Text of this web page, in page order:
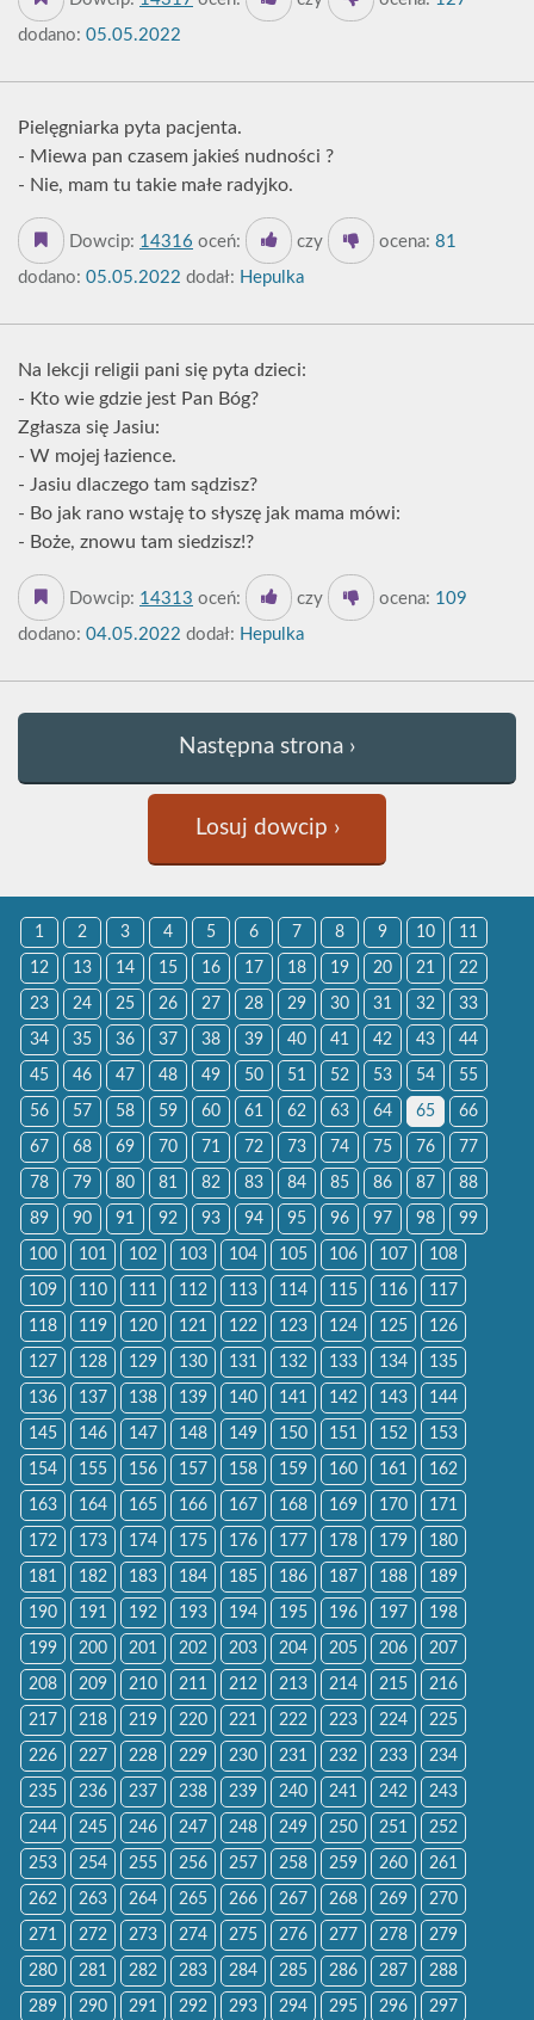
dodano: 05.05.2022
Pielęgniarka pyta pacjenta.
- Miewa pan czasem jakieś nudności ?
- Nie, mam tu takie małe radyjko.
Dowcip: 14316 oceń: czy ocena: 81
dodano: 05.05.2022 dodał: Hepulka
Na lekcji religii pani się pyta dzieci:
- Kto wie gdzie jest Pan Bóg?
Zgłasza się Jasiu:
- W mojej łazience.
- Jasiu dlaczego tam sądzisz?
- Bo jak rano wstaję to słyszę jak mama mówi:
- Boże, znowu tam siedzisz!?
Dowcip: 14313 oceń: czy ocena: 109
dodano: 04.05.2022 dodał: Hepulka
Następna strona ›
Losuj dowcip ›
1 2 3 4 5 6 7 8 9 10 11
12 13 14 15 16 17 18 19 20 21 22
23 24 25 26 27 28 29 30 31 32 33
34 35 36 37 38 39 40 41 42 43 44
45 46 47 48 49 50 51 52 53 54 55
56 57 58 59 60 61 62 63 64 65 66
67 68 69 70 71 72 73 74 75 76 77
78 79 80 81 82 83 84 85 86 87 88
89 90 91 92 93 94 95 96 97 98 99
100 101 102 103 104 105 106 107 108
109 110 111 112 113 114 115 116 117
118 119 120 121 122 123 124 125 126
127 128 129 130 131 132 133 134 135
136 137 138 139 140 141 142 143 144
145 146 147 148 149 150 151 152 153
154 155 156 157 158 159 160 161 162
163 164 165 166 167 168 169 170 171
172 173 174 175 176 177 178 179 180
181 182 183 184 185 186 187 188 189
190 191 192 193 194 195 196 197 198
199 200 201 202 203 204 205 206 207
208 209 210 211 212 213 214 215 216
217 218 219 220 221 222 223 224 225
226 227 228 229 230 231 232 233 234
235 236 237 238 239 240 241 242 243
244 245 246 247 248 249 250 251 252
253 254 255 256 257 258 259 260 261
262 263 264 265 266 267 268 269 270
271 272 273 274 275 276 277 278 279
280 281 282 283 284 285 286 287 288
289 290 291 292 293 294 295 296 297